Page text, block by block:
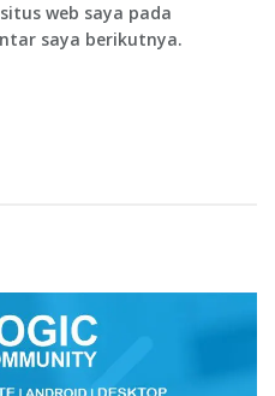
web saya pada
saya berikutnya.